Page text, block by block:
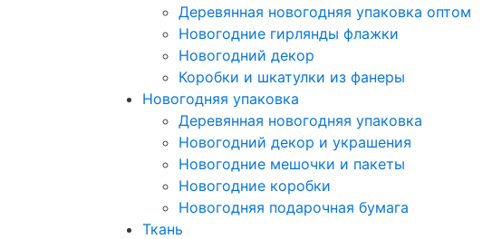
Деревянная новогодняя упаковка оптом
Новогодние гирлянды флажки
Новогодний декор
Коробки и шкатулки из фанеры
Новогодняя упаковка
Деревянная новогодняя упаковка
Новогодний декор и украшения
Новогодние мешочки и пакеты
Новогодние коробки
Новогодняя подарочная бумага
Ткань